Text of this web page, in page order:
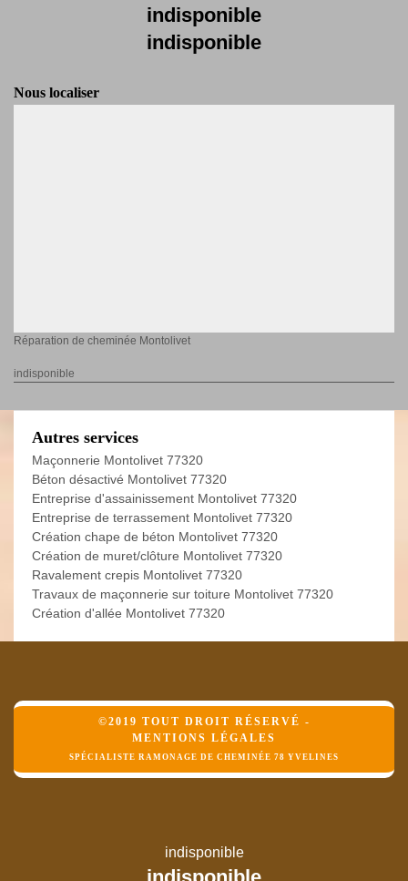
indisponible
indisponible
Nous localiser
Réparation de cheminée Montolivet
indisponible
Autres services
Maçonnerie Montolivet 77320
Béton désactivé Montolivet 77320
Entreprise d'assainissement Montolivet 77320
Entreprise de terrassement Montolivet 77320
Création chape de béton Montolivet 77320
Création de muret/clôture Montolivet 77320
Ravalement crepis Montolivet 77320
Travaux de maçonnerie sur toiture Montolivet 77320
Création d'allée Montolivet 77320
©2019 TOUT DROIT RÉSERVÉ -
MENTIONS LÉGALES
SPÉCIALISTE RAMONAGE DE CHEMINÉE 78 YVELINES
indisponible